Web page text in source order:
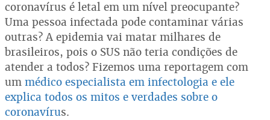
coronavírus é letal em um nível preocupante?
Uma pessoa infectada pode contaminar várias
outras? A epidemia vai matar milhares de
brasileiros, pois o SUS não teria condições de
atender a todos? Fizemos uma reportagem com
um médico especialista em infectologia e ele
explica todos os mitos e verdades sobre o
coronavírus.